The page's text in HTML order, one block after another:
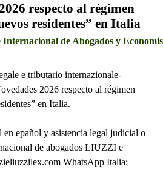
respecto al régimen
residentes” en Italia
de Abogados y
e tributario internazionale-
2026 respecto al régimen
en Italia.
en epañol y asistencia legal judicial o
de abogados LIUZZI e
WhatsApp Italia: